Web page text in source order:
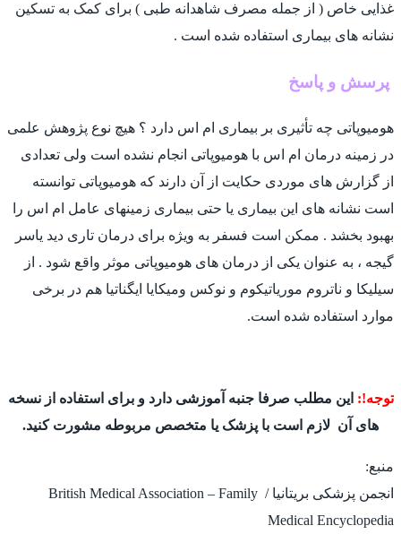
غذایی خاص ( از جمله مصرف شاهدانه طبی ) برای کمک به تسکین
نشانه های بیماری استفاده شده است .
پرسش و پاسخ
هومیوپاتی چه تأثیری بر بیماری ام اس دارد ؟ هیچ نوع پژوهش علمی
در زمینه درمان ام اس با هومیوپاتی انجام نشده است ولی تعدادی
از گزارش های موردی حکایت از آن دارند که هومیوپاتی توانسته
است نشانه های این بیماری یا حتی بیماری زمینهای عامل ام اس را
بهبود بخشد . ممکن است فسفر به ویژه برای درمان تاری دید یاسر
گیجه ، به عنوان یکی از درمان های هومیوپاتی موثر واقع شود . از
سیلیکا و ناتروم موریاتیکوم و نوکس ومیکایا ایگناتیا هم در برخی
موارد استفاده شده است.
توجه!: این مطلب صرفا جنبه آموزشی دارد و برای استفاده از نسخه
های آن لازم است با پزشک یا متخصص مربوطه مشورت کنید.
منبع:
انجمن پزشکی بریتانیا / British Medical Association – Family
Medical Encyclopedia